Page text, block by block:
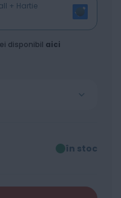
+ Hartie
disponibil aici
în stoc